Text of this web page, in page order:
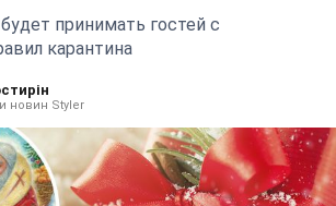
принимать гостей с
карантина
новин Styler